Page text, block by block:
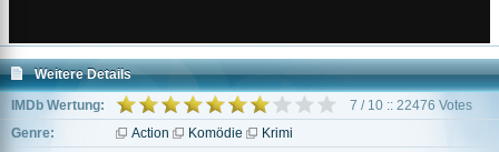
Weitere Details
IMDb Wertung:
7 / 10 :: 22476 Votes
Genre:
Action Komödie
Krimi